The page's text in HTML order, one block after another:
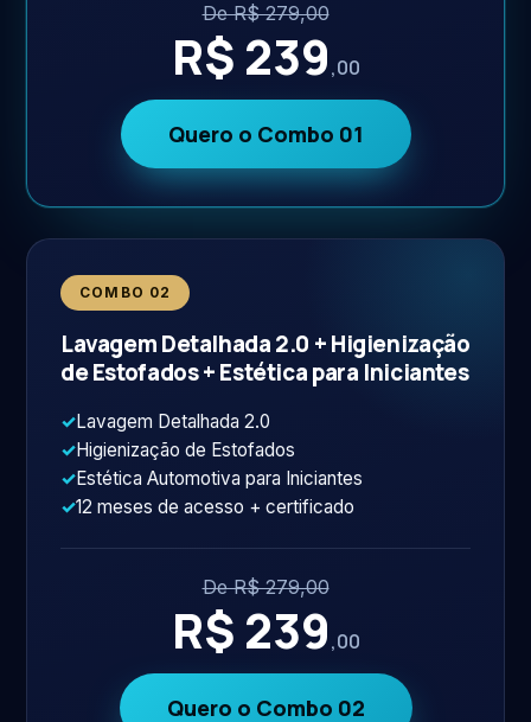
De R$ 279,00
R$ 239,00
Quero o Combo 01
COMBO 02
Lavagem Detalhada 2.0 + Higienização
de Estofados + Estética para Iniciantes
✓Lavagem Detalhada 2.0
✓Higienização de Estofados
✓Estética Automotiva para Iniciantes
✓12 meses de acesso + certificado
De R$ 279,00
R$ 239,00
Quero o Combo 02